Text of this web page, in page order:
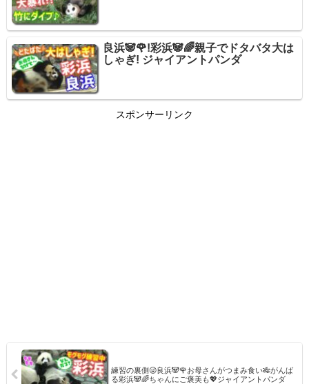
良浜🐼🌹!彩浜🐼🌈親子でドタバタ大は
しゃぎ! ジャイアントパンダ
スポンサーリンク
練習の裏側😜良浜🐼🌹お母さんがつまみ食い🎋がんば
る彩浜🐼🌈ちゃんにご褒美も💖ジャイアントパンダ